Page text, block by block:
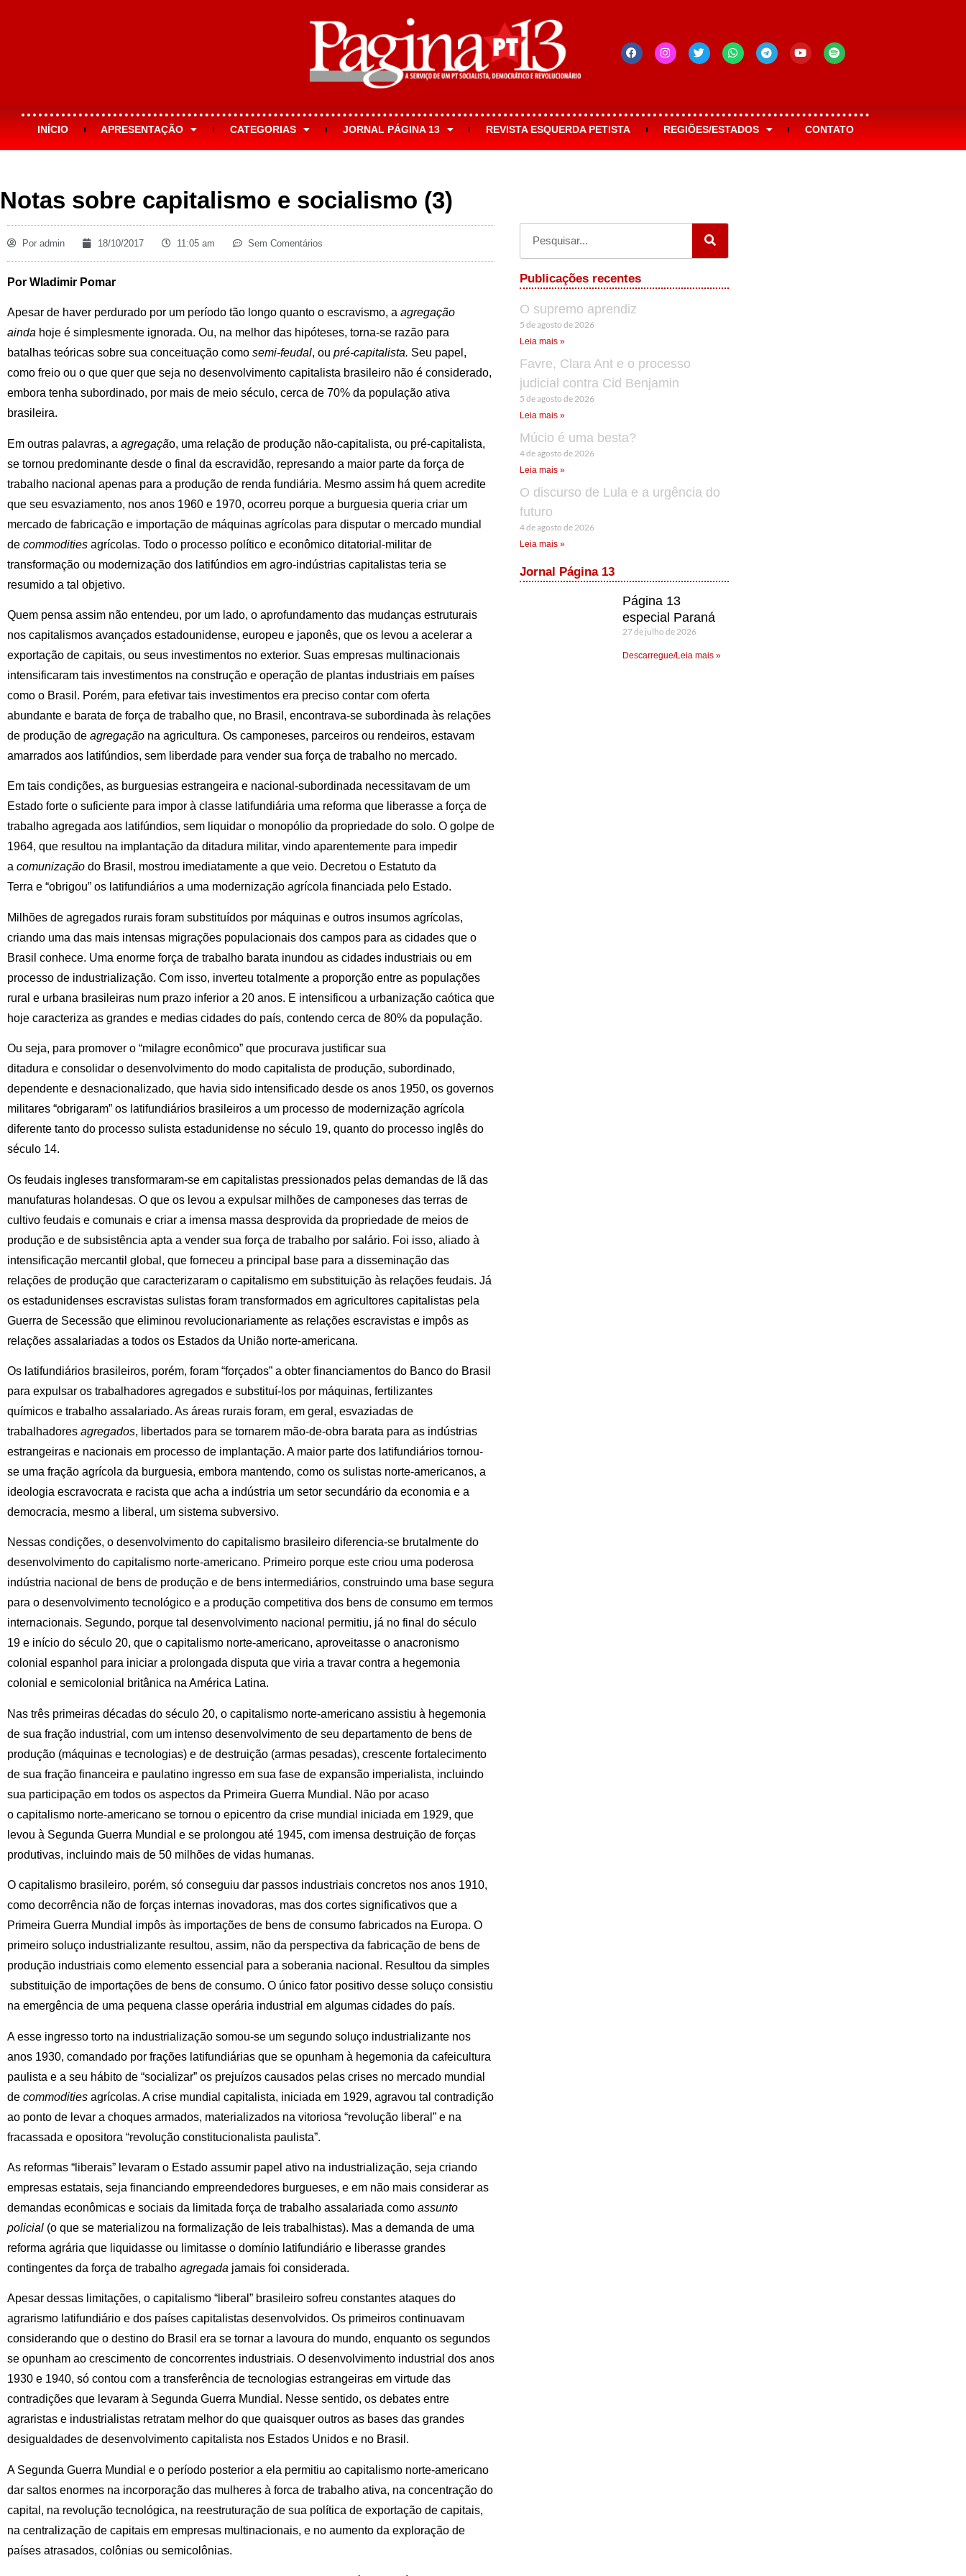
INÍCIO APRESENTAÇÃO CATEGORIAS JORNAL PÁGINA 13 REVISTA ESQUERDA PETISTA REGIÕES/ESTADOS CONTATO
Notas sobre capitalismo e socialismo (3)
Por admin 18/10/2017 11:05 am Sem Comentários
Por Wladimir Pomar
Apesar de haver perdurado por um período tão longo quanto o escravismo, a agregação
ainda hoje é simplesmente ignorada. Ou, na melhor das hipóteses, torna-se razão para
batalhas teóricas sobre sua conceituação como semi-feudal, ou pré-capitalista. Seu papel,
como freio ou o que quer que seja no desenvolvimento capitalista brasileiro não é considerado,
embora tenha subordinado, por mais de meio século, cerca de 70% da população ativa
brasileira.
Em outras palavras, a agregação, uma relação de produção não-capitalista, ou pré-capitalista,
se tornou predominante desde o final da escravidão, represando a maior parte da força de
trabalho nacional apenas para a produção de renda fundiária. Mesmo assim há quem acredite
que seu esvaziamento, nos anos 1960 e 1970, ocorreu porque a burguesia queria criar um
mercado de fabricação e importação de máquinas agrícolas para disputar o mercado mundial
de commodities agrícolas. Todo o processo político e econômico ditatorial-militar de
transformação ou modernização dos latifúndios em agro-indústrias capitalistas teria se
resumido a tal objetivo.
Quem pensa assim não entendeu, por um lado, o aprofundamento das mudanças estruturais
nos capitalismos avançados estadounidense, europeu e japonês, que os levou a acelerar a
exportação de capitais, ou seus investimentos no exterior. Suas empresas multinacionais
intensificaram tais investimentos na construção e operação de plantas industriais em países
como o Brasil. Porém, para efetivar tais investimentos era preciso contar com oferta
abundante e barata de força de trabalho que, no Brasil, encontrava-se subordinada às relações
de produção de agregação na agricultura. Os camponeses, parceiros ou rendeiros, estavam
amarrados aos latifúndios, sem liberdade para vender sua força de trabalho no mercado.
Em tais condições, as burguesias estrangeira e nacional-subordinada necessitavam de um
Estado forte o suficiente para impor à classe latifundiária uma reforma que liberasse a força de
trabalho agregada aos latifúndios, sem liquidar o monopólio da propriedade do solo. O golpe de
1964, que resultou na implantação da ditadura militar, vindo aparentemente para impedir
a comunização do Brasil, mostrou imediatamente a que veio. Decretou o Estatuto da
Terra e “obrigou” os latifundiários a uma modernização agrícola financiada pelo Estado.
Milhões de agregados rurais foram substituídos por máquinas e outros insumos agrícolas,
criando uma das mais intensas migrações populacionais dos campos para as cidades que o
Brasil conhece. Uma enorme força de trabalho barata inundou as cidades industriais ou em
processo de industrialização. Com isso, inverteu totalmente a proporção entre as populações
rural e urbana brasileiras num prazo inferior a 20 anos. E intensificou a urbanização caótica que
hoje caracteriza as grandes e medias cidades do país, contendo cerca de 80% da população.
Ou seja, para promover o “milagre econômico” que procurava justificar sua
ditadura e consolidar o desenvolvimento do modo capitalista de produção, subordinado,
dependente e desnacionalizado, que havia sido intensificado desde os anos 1950, os governos
militares “obrigaram” os latifundiários brasileiros a um processo de modernização agrícola
diferente tanto do processo sulista estadunidense no século 19, quanto do processo inglês do
século 14.
Os feudais ingleses transformaram-se em capitalistas pressionados pelas demandas de lã das
manufaturas holandesas. O que os levou a expulsar milhões de camponeses das terras de
cultivo feudais e comunais e criar a imensa massa desprovida da propriedade de meios de
produção e de subsistência apta a vender sua força de trabalho por salário. Foi isso, aliado à
intensificação mercantil global, que forneceu a principal base para a disseminação das
relações de produção que caracterizaram o capitalismo em substituição às relações feudais. Já
os estadunidenses escravistas sulistas foram transformados em agricultores capitalistas pela
Guerra de Secessão que eliminou revolucionariamente as relações escravistas e impôs as
relações assalariadas a todos os Estados da União norte-americana.
Os latifundiários brasileiros, porém, foram “forçados” a obter financiamentos do Banco do Brasil
para expulsar os trabalhadores agregados e substituí-los por máquinas, fertilizantes
químicos e trabalho assalariado. As áreas rurais foram, em geral, esvaziadas de
trabalhadores agregados, libertados para se tornarem mão-de-obra barata para as indústrias
estrangeiras e nacionais em processo de implantação. A maior parte dos latifundiários tornou-
se uma fração agrícola da burguesia, embora mantendo, como os sulistas norte-americanos, a
ideologia escravocrata e racista que acha a indústria um setor secundário da economia e a
democracia, mesmo a liberal, um sistema subversivo.
Nessas condições, o desenvolvimento do capitalismo brasileiro diferencia-se brutalmente do
desenvolvimento do capitalismo norte-americano. Primeiro porque este criou uma poderosa
indústria nacional de bens de produção e de bens intermediários, construindo uma base segura
para o desenvolvimento tecnológico e a produção competitiva dos bens de consumo em termos
internacionais. Segundo, porque tal desenvolvimento nacional permitiu, já no final do século
19 e início do século 20, que o capitalismo norte-americano, aproveitasse o anacronismo
colonial espanhol para iniciar a prolongada disputa que viria a travar contra a hegemonia
colonial e semicolonial britânica na América Latina.
Nas três primeiras décadas do século 20, o capitalismo norte-americano assistiu à hegemonia
de sua fração industrial, com um intenso desenvolvimento de seu departamento de bens de
produção (máquinas e tecnologias) e de destruição (armas pesadas), crescente fortalecimento
de sua fração financeira e paulatino ingresso em sua fase de expansão imperialista, incluindo
sua participação em todos os aspectos da Primeira Guerra Mundial. Não por acaso
o capitalismo norte-americano se tornou o epicentro da crise mundial iniciada em 1929, que
levou à Segunda Guerra Mundial e se prolongou até 1945, com imensa destruição de forças
produtivas, incluindo mais de 50 milhões de vidas humanas.
O capitalismo brasileiro, porém, só conseguiu dar passos industriais concretos nos anos 1910,
como decorrência não de forças internas inovadoras, mas dos cortes significativos que a
Primeira Guerra Mundial impôs às importações de bens de consumo fabricados na Europa. O
primeiro soluço industrializante resultou, assim, não da perspectiva da fabricação de bens de
produção industriais como elemento essencial para a soberania nacional. Resultou da simples
substituição de importações de bens de consumo. O único fator positivo desse soluço consistiu
na emergência de uma pequena classe operária industrial em algumas cidades do país.
A esse ingresso torto na industrialização somou-se um segundo soluço industrializante nos
anos 1930, comandado por frações latifundiárias que se opunham à hegemonia da cafeicultura
paulista e a seu hábito de “socializar” os prejuízos causados pelas crises no mercado mundial
de commodities agrícolas. A crise mundial capitalista, iniciada em 1929, agravou tal contradição
ao ponto de levar a choques armados, materializados na vitoriosa “revolução liberal” e na
fracassada e opositora “revolução constitucionalista paulista”.
As reformas “liberais” levaram o Estado assumir papel ativo na industrialização, seja criando
empresas estatais, seja financiando empreendedores burgueses, e em não mais considerar as
demandas econômicas e sociais da limitada força de trabalho assalariada como assunto
policial (o que se materializou na formalização de leis trabalhistas). Mas a demanda de uma
reforma agrária que liquidasse ou limitasse o domínio latifundiário e liberasse grandes
contingentes da força de trabalho agregada jamais foi considerada.
Apesar dessas limitações, o capitalismo “liberal” brasileiro sofreu constantes ataques do
agrarismo latifundiário e dos países capitalistas desenvolvidos. Os primeiros continuavam
considerando que o destino do Brasil era se tornar a lavoura do mundo, enquanto os segundos
se opunham ao crescimento de concorrentes industriais. O desenvolvimento industrial dos anos
1930 e 1940, só contou com a transferência de tecnologias estrangeiras em virtude das
contradições que levaram à Segunda Guerra Mundial. Nesse sentido, os debates entre
agraristas e industrialistas retratam melhor do que quaisquer outros as bases das grandes
desigualdades de desenvolvimento capitalista nos Estados Unidos e no Brasil.
A Segunda Guerra Mundial e o período posterior a ela permitiu ao capitalismo norte-americano
dar saltos enormes na incorporação das mulheres à forca de trabalho ativa, na concentração do
capital, na revolução tecnológica, na reestruturação de sua política de exportação de capitais,
na centralização de capitais em empresas multinacionais, e no aumento da exploração de
países atrasados, colônias ou semicolônias.
Publicações recentes
O supremo aprendiz
5 de agosto de 2026
Leia mais »
Favre, Clara Ant e o processo
judicial contra Cid Benjamin
5 de agosto de 2026
Leia mais »
Múcio é uma besta?
4 de agosto de 2026
Leia mais »
O discurso de Lula e a urgência do
futuro
4 de agosto de 2026
Leia mais »
Jornal Página 13
Página 13
especial Paraná
27 de julho de 2026
Descarregue/Leia mais »